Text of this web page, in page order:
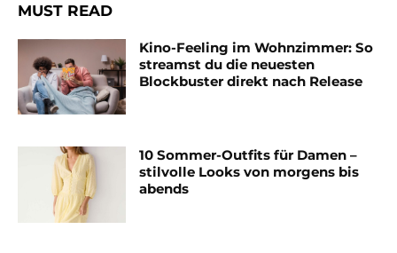
MUST READ
Kino-Feeling im Wohnzimmer: So
streamst du die neuesten
Blockbuster direkt nach Release
10 Sommer-Outfits für Damen –
stilvolle Looks von morgens bis
abends